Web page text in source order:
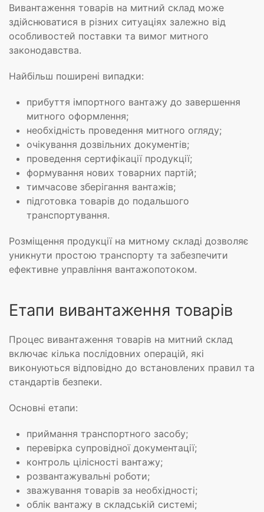
Вивантаження товарів на митний склад може
здійснюватися в різних ситуаціях залежно від
особливостей поставки та вимог митного
законодавства.
Найбільш поширені випадки:
прибуття імпортного вантажу до завершення
митного оформлення;
необхідність проведення митного огляду;
очікування дозвільних документів;
проведення сертифікації продукції;
формування нових товарних партій;
тимчасове зберігання вантажів;
підготовка товарів до подальшого
транспортування.
Розміщення продукції на митному складі дозволяє
уникнути простою транспорту та забезпечити
ефективне управління вантажопотоком.
Етапи вивантаження товарів
Процес вивантаження товарів на митний склад
включає кілька послідовних операцій, які
виконуються відповідно до встановлених правил та
стандартів безпеки.
Основні етапи:
приймання транспортного засобу;
перевірка супровідної документації;
контроль цілісності вантажу;
розвантажувальні роботи;
зважування товарів за необхідності;
облік вантажу в складській системі;